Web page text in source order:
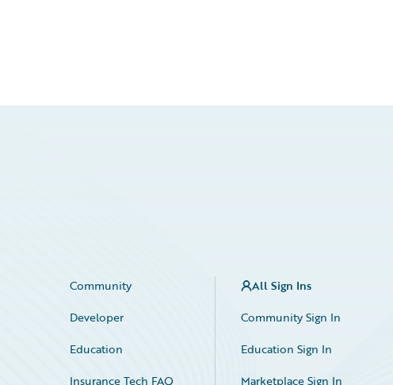
Community
Developer
Education
Insurance Tech FAQ
All Sign Ins
Community Sign In
Education Sign In
Marketplace Sign In